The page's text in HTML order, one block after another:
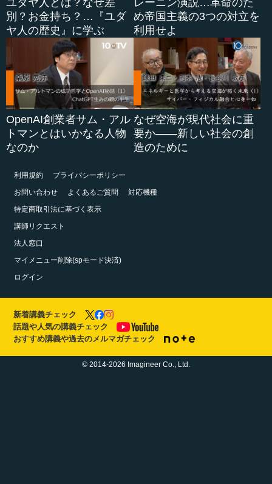
別？お金持ち？…『ユダ
ヤ人の歴史』に学ぶ
め帝国主義の3つの対立を
利用せよ
OpenAI創業者サム・アル
トマンとはいかなる人物
なのか
なぜ空海が現代社会に重
要か――新しい社会の創
造のために
利用規約
プライバシーポリシー
お問い合わせ
よくあるご質問
対応機種
特定商取引法に基づく表示
講師リクエスト
法人窓口
マイメニュー削除(spモード決済)
ログイン
新着講義チェック
話題や人気の講義チェック
おすすめ講義や過去のメルマガチェック
© 2014-2026 Imagineer Co., Ltd.